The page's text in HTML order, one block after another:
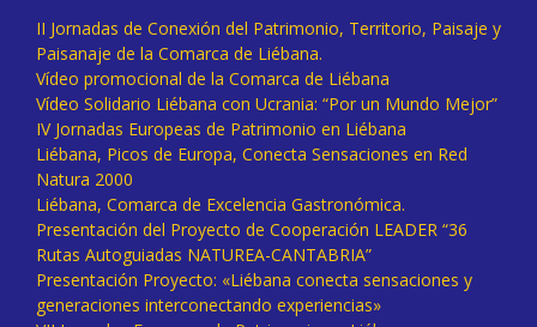
II Jornadas de Conexión del Patrimonio, Territorio, Paisaje y
Paisanaje de la Comarca de Liébana.
Vídeo promocional de la Comarca de Liébana
Vídeo Solidario Liébana con Ucrania: “Por un Mundo Mejor”
IV Jornadas Europeas de Patrimonio en Liébana
Liébana, Picos de Europa, Conecta Sensaciones en Red
Natura 2000
Liébana, Comarca de Excelencia Gastronómica.
Presentación del Proyecto de Cooperación LEADER “36
Rutas Autoguiadas NATUREA-CANTABRIA”
Presentación Proyecto: «Liébana conecta sensaciones y
generaciones interconectando experiencias»